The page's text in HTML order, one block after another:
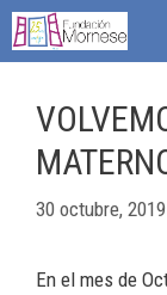
30 octubre, 2019
En el mes de